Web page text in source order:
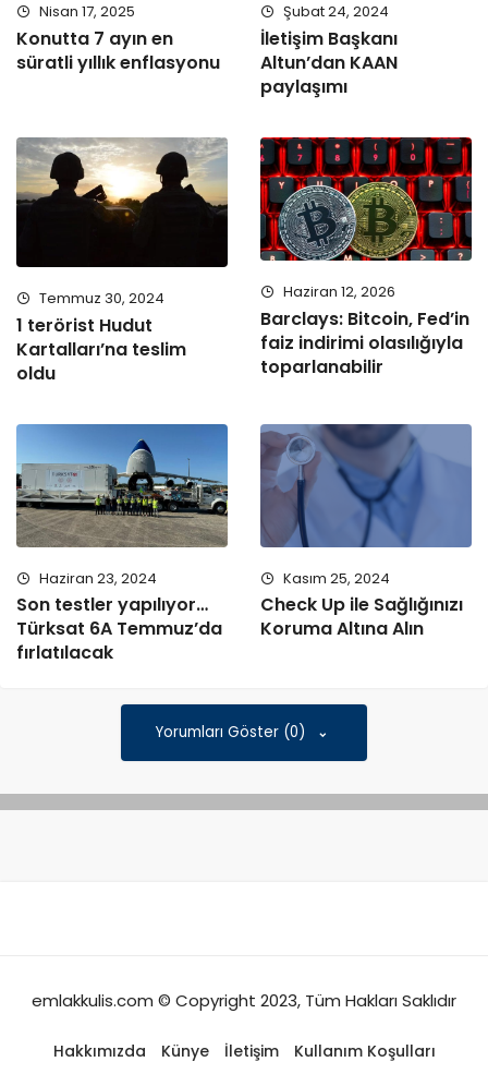
Nisan 17, 2025
Konutta 7 ayın en
süratli yıllık enflasyonu
Şubat 24, 2024
İletişim Başkanı
Altun’dan KAAN
paylaşımı
Temmuz 30, 2024
1 terörist Hudut
Kartalları’na teslim
oldu
Haziran 12, 2026
Barclays: Bitcoin, Fed’in
faiz indirimi olasılığıyla
toparlanabilir
Haziran 23, 2024
Son testler yapılıyor…
Türksat 6A Temmuz’da
fırlatılacak
Kasım 25, 2024
Check Up ile Sağlığınızı
Koruma Altına Alın
Yorumları Göster (0)
emlakkulis.com © Copyright 2023, Tüm Hakları Saklıdır
Hakkımızda Künye İletişim Kullanım Koşulları